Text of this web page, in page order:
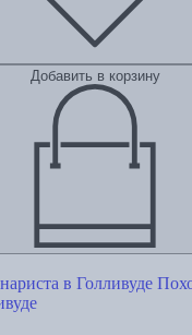
Добавить в корзину